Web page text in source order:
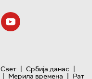
Свет | Србија данас |
| Мерила времена | Рат